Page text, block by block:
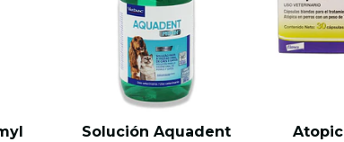
Solución Aquadent